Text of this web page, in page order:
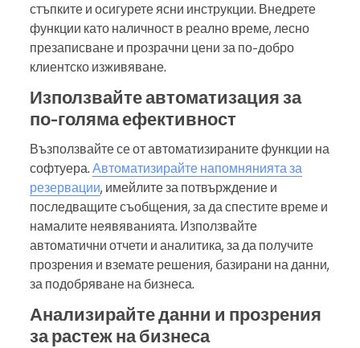
стъпките и осигурете ясни инструкции. Внедрете
функции като наличност в реално време, лесно
презаписване и прозрачни цени за по-добро
клиентско изживяване.
Използвайте автоматизация за
по-голяма ефективност
Възползвайте се от автоматизираните функции на
софтуера. Автоматизирайте напомнянията за
резервации, имейлите за потвърждение и
последващите съобщения, за да спестите време и
намалите неявяванията. Използвайте
автоматични отчети и аналитика, за да получите
прозрения и вземате решения, базирани на данни,
за подобряване на бизнеса.
Анализирайте данни и прозрения
за растеж на бизнеса